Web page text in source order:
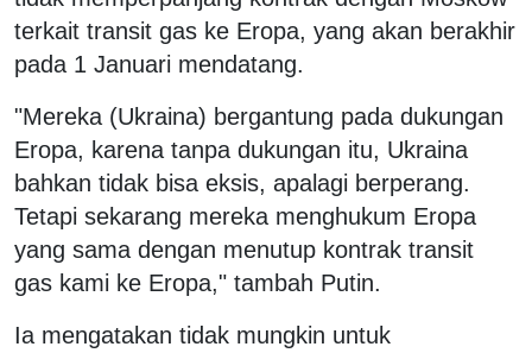
terkait transit gas ke Eropa, yang akan berakhir
pada 1 Januari mendatang.
"Mereka (Ukraina) bergantung pada dukungan
Eropa, karena tanpa dukungan itu, Ukraina
bahkan tidak bisa eksis, apalagi berperang.
Tetapi sekarang mereka menghukum Eropa
yang sama dengan menutup kontrak transit
gas kami ke Eropa," tambah Putin.
Ia mengatakan tidak mungkin untuk